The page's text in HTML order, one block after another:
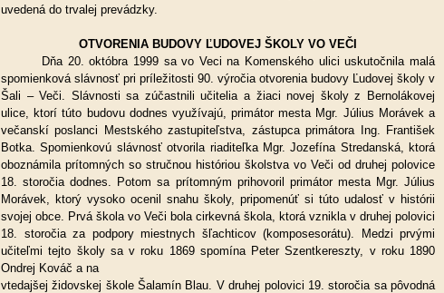
uvedená do trvalej prevádzky.
OTVORENIA BUDOVY ĽUDOVEJ ŠKOLY VO VEČI
Dňa 20. októbra 1999 sa vo Veci na Komenského ulici uskutočnila malá
spomienková slávnosť pri príležitosti 90. výročia otvorenia budovy Ľudovej školy v
Šali – Veči. Slávnosti sa zúčastnili učitelia a žiaci novej školy z Bernolákovej
ulice, ktorí túto budovu dodnes využívajú, primátor mesta Mgr. Július Morávek a
večanskí poslanci Mestského zastupiteľstva, zástupca primátora Ing. František
Botka. Spomienkovú slávnosť otvorila riaditeľka Mgr. Jozefína Stredanská, ktorá
oboznámila prítomných so stručnou históriou školstva vo Veči od druhej polovice
18. storočia dodnes. Potom sa prítomným prihovoril primátor mesta Mgr. Július
Morávek, ktorý vysoko ocenil snahu školy, pripomenúť si túto udalosť v histórii
svojej obce. Prvá škola vo Veči bola cirkevná škola, ktorá vznikla v druhej polovici
18. storočia za podpory miestnych šľachticov (komposesorátu). Medzi prvými
učiteľmi tejto školy sa v roku 1869 spomína Peter Szentkereszty, v roku 1890
Ondrej Kováč a na
vtedajšej židovskej škole Šalamín Blau. V druhej polovici 19. storočia sa pôvodná